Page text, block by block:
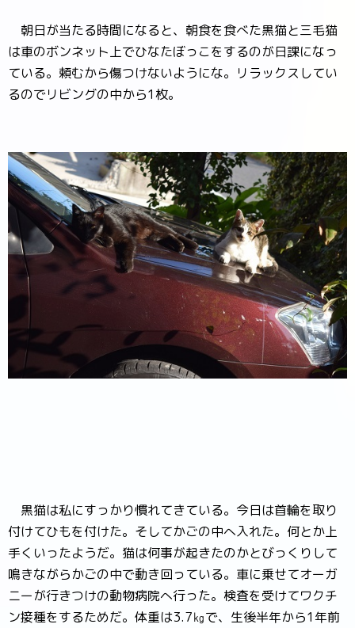
朝日が当たる時間になると、朝食を食べた黒猫と三毛猫
は車のボンネット上でひなたぼっこをするのが日課になっ
ている。頼むから傷つけないようにな。リラックスしてい
るのでリビングの中から1枚。
黒猫は私にすっかり慣れてきている。今日は首輪を取り
付けてひもを付けた。そしてかごの中へ入れた。何とか上
手くいったようだ。猫は何事が起きたのかとびっくりして
鳴きながらかごの中で動き回っている。車に乗せてオーガ
ニーが行きつけの動物病院へ行った。検査を受けてワクチ
ン接種をするためだ。体重は3.7㎏で、生後半年から1年前